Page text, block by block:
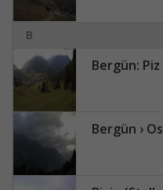
B
Bergün:
Bergün ›